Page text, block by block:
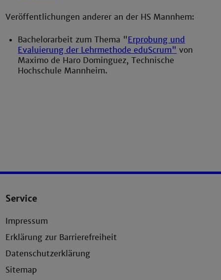
Veröffentlichungen anderer an der HS Mannhem:
Bachelorarbeit zum Thema "Erprobung und
Evaluierung der Lehrmethode eduScrum" von
Maximo de Haro Dominguez, Technische
Hochschule Mannheim.
Service
Impressum
Erklärung zur Barrierefreiheit
Datenschutzerklärung
Sitemap